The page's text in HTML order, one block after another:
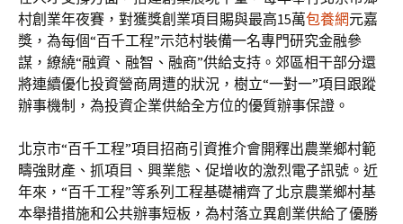
村創業年夜賽，對獲獎創業項目賜與最高15萬包養網元嘉
獎，為每個“百千工程”示范村裝備一名專門研究金融參
謀，繚繞“融資、融智、融商”供給支持。郊區相干部分還
將連續優化投資營商周遭的狀況，樹立“一對一”項目跟蹤
辦事機制，為投資企業供給全方位的優質辦事保證。
北京市“百千工程”項目招商引資推介會開釋出農業鄉村範
疇強財產、抓項目、興業態、促增收的激烈電子訊號。近
年來，“百千工程”等系列工程基礎補齊了北京農業鄉村基
本舉措措施和公共辦事短板，為村落立異創業供給了優勝